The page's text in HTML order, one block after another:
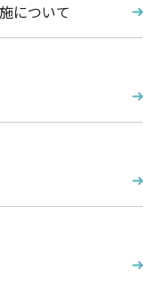
について